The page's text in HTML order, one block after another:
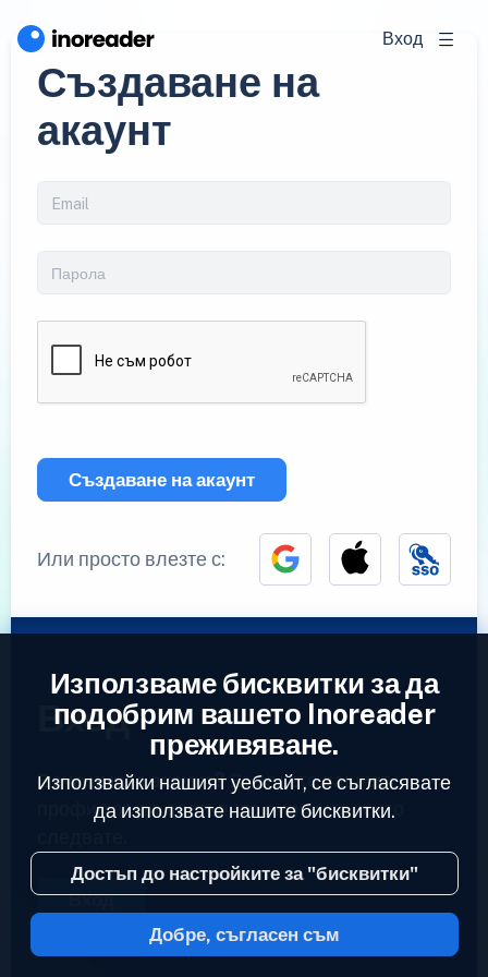
Вход
Създаване на
акаунт
Създаване на акаунт
Или просто влезте с:
Вход
Вече имате акаунт?Въведете вашият
профил за да достъпите емисиите които
Вход
2023 © Inoreader
Използваме бисквитки за да
подобрим вашето Inoreader
преживяване.
Използвайки нашият уебсайт, се съгласявате
да използвате нашите бисквитки.
Достъп до настройките за "бисквитки"
Добре, съгласен съм